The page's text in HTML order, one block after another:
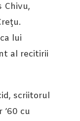
Chivu,
lui
al recitirii
scriitorul
cu